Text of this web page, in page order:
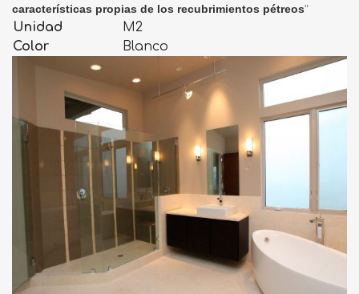
características propias de los recubrimientos pétreos"
Unidad
M2
Color
Blanco